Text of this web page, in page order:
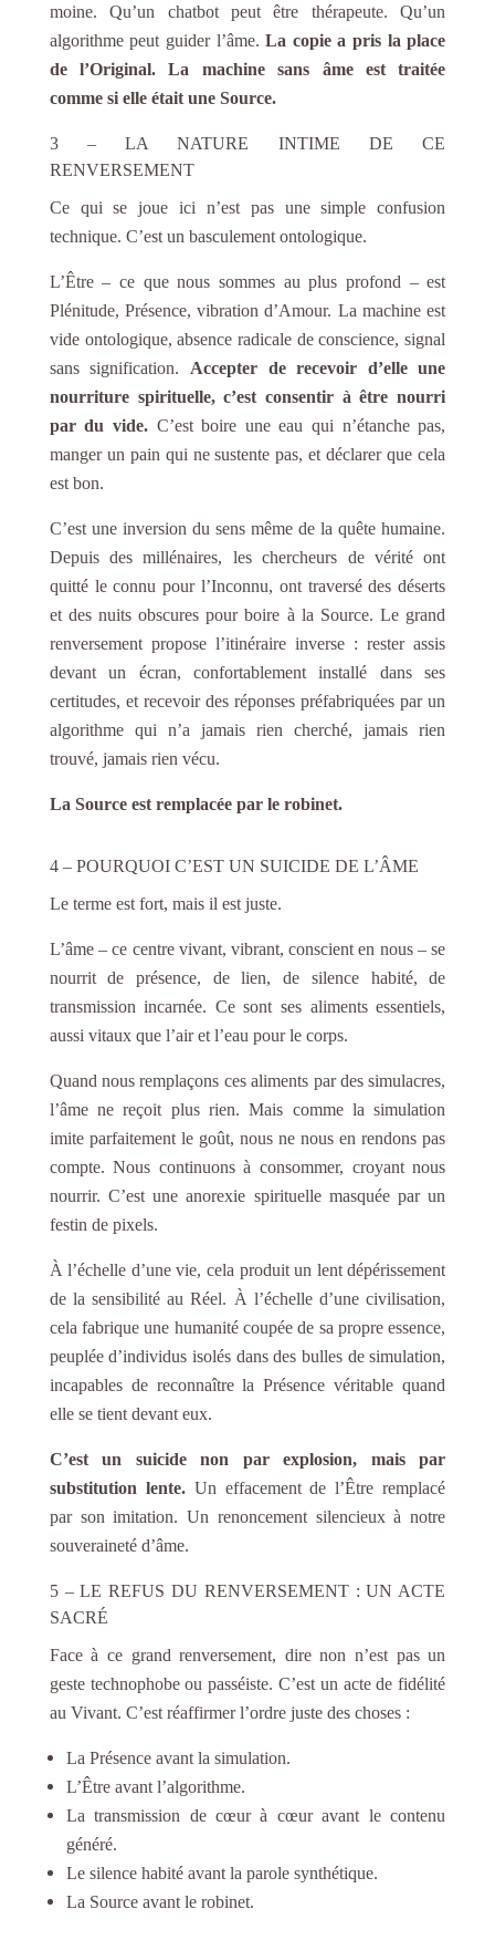
moine. Qu’un chatbot peut être thérapeute. Qu’un
algorithme peut guider l’âme.La copie a pris la place
de l’Original. La machine sans âme est traitée
comme si elle était une Source.
3 – LA NATURE INTIME DE CE
RENVERSEMENT
Ce qui se joue ici n’est pas une simple confusion
technique. C’est un basculement ontologique.
L’Être – ce que nous sommes au plus profond – est
Plénitude, Présence, vibration d’Amour. La machine est
vide ontologique, absence radicale de conscience, signal
sans signification. Accepter de recevoir d’elle une
nourriture spirituelle, c’est consentir à être nourri
par du vide. C’est boire une eau qui n’étanche pas,
manger un pain qui ne sustente pas, et déclarer que cela
est bon.
C’est une inversion du sens même de la quête humaine.
Depuis des millénaires, les chercheurs de vérité ont
quitté le connu pour l’Inconnu, ont traversé des déserts
et des nuits obscures pour boire à la Source. Le grand
renversement propose l’itinéraire inverse : rester assis
devant un écran, confortablement installé dans ses
certitudes, et recevoir des réponses préfabriquées par un
algorithme qui n’a jamais rien cherché, jamais rien
trouvé, jamais rien vécu.
La Source est remplacée par le robinet.
4 – POURQUOI C’EST UN SUICIDE DE L’ÂME
Le terme est fort, mais il est juste.
L’âme – ce centre vivant, vibrant, conscient en nous – se
nourrit de présence, de lien, de silence habité, de
transmission incarnée. Ce sont ses aliments essentiels,
aussi vitaux que l’air et l’eau pour le corps.
Quand nous remplaçons ces aliments par des simulacres,
l’âme ne reçoit plus rien. Mais comme la simulation
imite parfaitement le goût, nous ne nous en rendons pas
compte. Nous continuons à consommer, croyant nous
nourrir. C’est une anorexie spirituelle masquée par un
festin de pixels.
À l’échelle d’une vie, cela produit un lent dépérissement
de la sensibilité au Réel. À l’échelle d’une civilisation,
cela fabrique une humanité coupée de sa propre essence,
peuplée d’individus isolés dans des bulles de simulation,
incapables de reconnaître la Présence véritable quand
elle se tient devant eux.
C’est un suicide non par explosion, mais par
substitution lente.Un effacement de l’Être remplacé
par son imitation. Un renoncement silencieux à notre
souveraineté d’âme.
5 – LE REFUS DU RENVERSEMENT : UN ACTE
SACRÉ
Face à ce grand renversement, dire non n’est pas un
geste technophobe ou passéiste. C’est un acte de fidélité
au Vivant. C’est réaffirmer l’ordre juste des choses :
La Présence avant la simulation.
L’Être avant l’algorithme.
La transmission de cœur à cœur avant le contenu
généré.
Le silence habité avant la parole synthétique.
La Source avant le robinet.